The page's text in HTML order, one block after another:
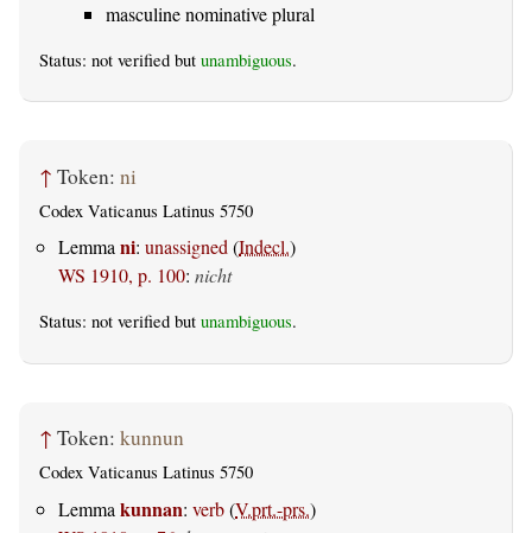
masculine nominative plural
Status: not verified but unambiguous.
↑ Token: ni
Codex Vaticanus Latinus 5750
Lemmani: unassigned(Indecl.)
WS 1910, p. 100: nicht
Status: not verified but unambiguous.
↑ Token: kunnun
Codex Vaticanus Latinus 5750
Lemma kunnan: verb(V.prt.-prs.)